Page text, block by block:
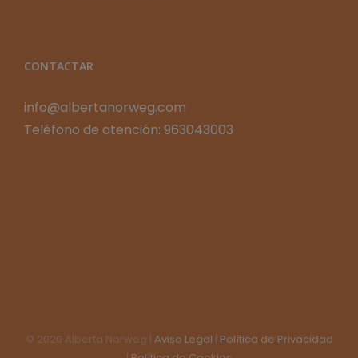
CONTACTAR
info@albertanorweg.com
Teléfono de atención: 963043003
© 2020 Alberta Norweg | Aviso Legal Política de Privacidad